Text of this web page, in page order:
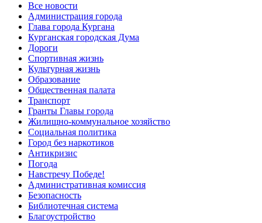
Все новости
Администрация города
Глава города Кургана
Курганская городская Дума
Дороги
Спортивная жизнь
Культурная жизнь
Образование
Общественная палата
Транспорт
Гранты Главы города
Жилищно-коммунальное хозяйство
Социальная политика
Город без наркотиков
Антикризис
Погода
Навстречу Победе!
Административная комиссия
Безопасность
Библиотечная система
Благоустройство